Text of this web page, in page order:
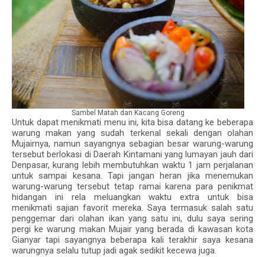
Sambel Matah dan Kacang Goreng
Untuk dapat menikmati menu ini, kita bisa datang ke beberapa
warung makan yang sudah terkenal sekali dengan olahan
Mujairnya, namun sayangnya sebagian besar warung-warung
tersebut berlokasi di Daerah Kintamani yang lumayan jauh dari
Denpasar, kurang lebih membutuhkan waktu 1 jam perjalanan
untuk sampai kesana. Tapi jangan heran jika menemukan
warung-warung tersebut tetap ramai karena para penikmat
hidangan ini rela meluangkan waktu extra untuk bisa
menikmati sajian favorit mereka. Saya termasuk salah satu
penggemar dari olahan ikan yang satu ini, dulu saya sering
pergi ke warung makan Mujair yang berada di kawasan kota
Gianyar tapi sayangnya beberapa kali terakhir saya kesana
warungnya selalu tutup jadi agak sedikit kecewa juga.